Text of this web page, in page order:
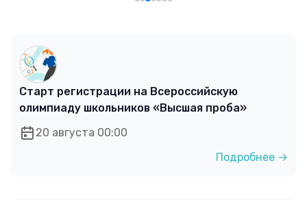
Старт регистрации на Всероссийскую
олимпиаду школьников «Высшая проба»
20 августа 00:00
Подробнее →